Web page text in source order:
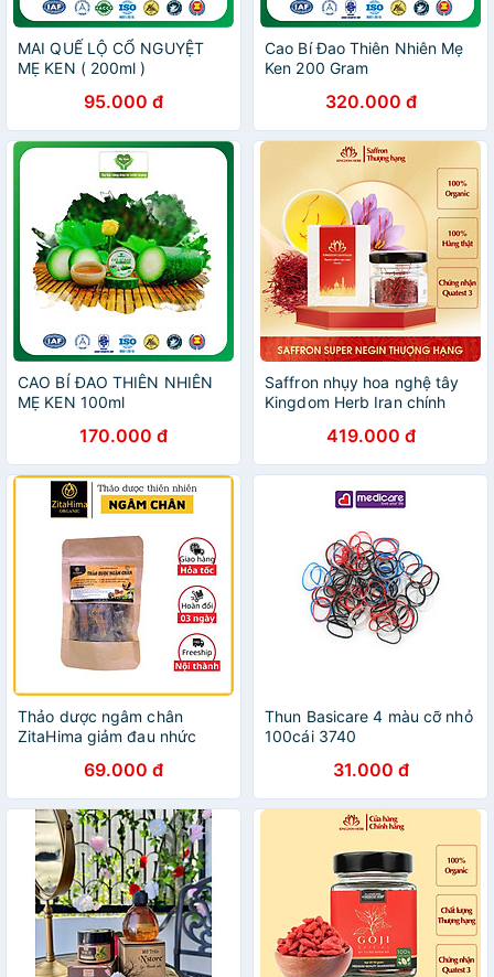
MAI QUẾ LỘ CỔ NGUYỆT
MẸ KEN ( 200ml )
95.000 đ
Cao Bí Đao Thiên Nhiên Mẹ
Ken 200 Gram
320.000 đ
CAO BÍ ĐAO THIÊN NHIÊN
MẸ KEN 100ml
170.000 đ
Saffron nhụy hoa nghệ tây
Kingdom Herb Iran chính
419.000 đ
Thảo dược ngâm chân
ZitaHima giảm đau nhức
69.000 đ
Thun Basicare 4 màu cỡ nhỏ
100cái 3740
31.000 đ